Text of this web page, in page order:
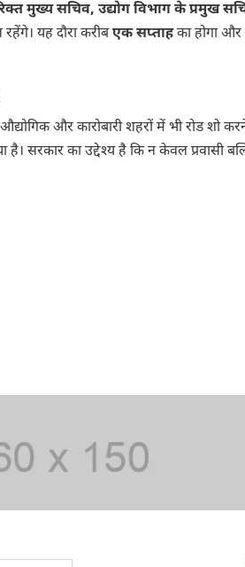
मुख्य सचिव, उद्योग विभाग के प्रमुख
यह दौरा करीबएक सप्ताहका होगा और
और कारोबारी शहरों में भी रोड शो
है। सरकार का उद्देश्य है कि न केवल प्रवासी